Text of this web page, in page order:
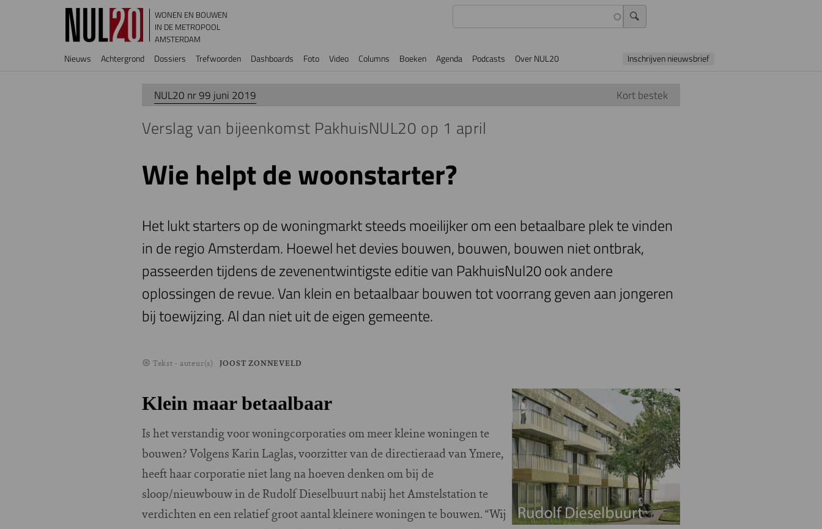
Overslaan en naar de inhoud gaan
WONEN EN BOUWEN
IN DE METROPOOL
AMSTERDAM
Hoofdnavigatie
Nieuws Achtergrond Dossiers Trefwoorden Dashboards Foto Video Columns Boeken Agenda Podcasts Over NUL20 Inschrijven nieuwsbrief
NUL20 nr 99 juni 2019 Kort bestek
Verslag van bijeenkomst PakhuisNUL20 op 1 april
Wie helpt de woonstarter?
Het lukt starters op de woningmarkt steeds moeilijker om een betaalbare plek te vinden
in de regio Amsterdam. Hoewel het devies bouwen, bouwen, bouwen niet ontbrak,
passeerden tijdens de zevenentwintigste editie van PakhuisNul20 ook andere
oplossingen de revue. Van klein en betaalbaar bouwen tot voorrang geven aan jongeren
bij toewijzing. Al dan niet uit de eigen gemeente.
Tekst - auteur(s) JOOST ZONNEVELD
Klein maar betaalbaar
Is het verstandig voor woningcorporaties om meer kleine woningen te
bouwen? Volgens Karin Laglas, voorzitter van de directieraad van Ymere,
heeft haar corporatie niet lang na hoeven denken om bij de
sloop/nieuwbouw in de Rudolf Dieselbuurt nabij het Amstelstation te
verdichten en een relatief groot aantal kleinere woningen te bouwen. “Wij